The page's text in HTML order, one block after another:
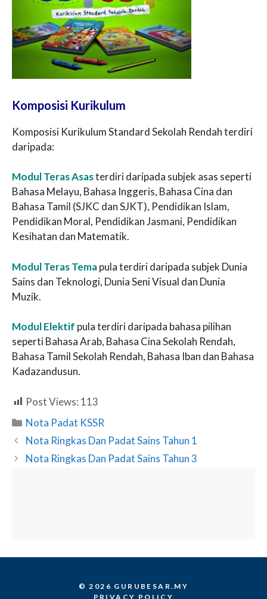
Komposisi Kurikulum
Komposisi Kurikulum Standard Sekolah Rendah terdiri
daripada:
Modul Teras Asasterdiri daripada subjek asas seperti
Bahasa Melayu, Bahasa Inggeris, Bahasa Cina dan
Bahasa Tamil (SJKC dan SJKT), Pendidikan Islam,
Pendidikan Moral, Pendidikan Jasmani, Pendidikan
Kesihatan dan Matematik.
Modul Teras Temapula terdiri daripada subjek Dunia
Sains dan Teknologi, Dunia Seni Visual dan Dunia
Muzik.
Modul Elektif pula terdiri daripada bahasa pilihan
seperti Bahasa Arab, Bahasa Cina Sekolah Rendah,
Bahasa Tamil Sekolah Rendah, Bahasa Iban dan Bahasa
Kadazandusun.
Post Views: 113
Categories
Nota Padat KSSR
Nota Ringkas Dan Padat Sains Tahun 1
Nota Ringkas Dan Padat Sains Tahun 3
© 2026 GURUBESAR.MY
PRIVACY POLICY